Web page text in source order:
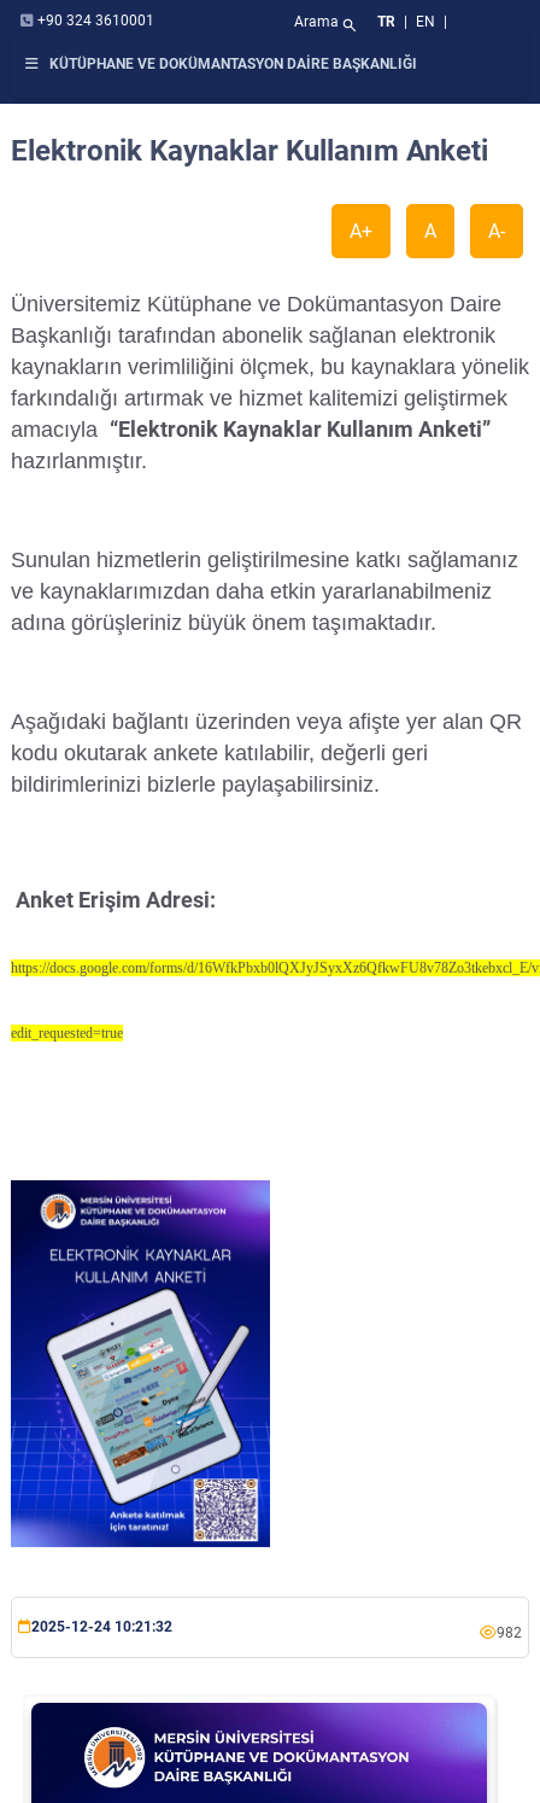
+90 324 3610001 Arama search TR EN
KÜTÜPHANE VE DOKÜMANTASYON DAİRE BAŞKANLIĞI
Elektronik Kaynaklar Kullanım Anketi
A+ A A-
Üniversitemiz Kütüphane ve Dokümantasyon Daire
Başkanlığı tarafından abonelik sağlanan elektronik
kaynakların verimliliğini ölçmek, bu kaynaklara yönelik
farkındalığı artırmak ve hizmet kalitemizi geliştirmek
amacıyla “Elektronik Kaynaklar Kullanım Anketi”
hazırlanmıştır.
Sunulan hizmetlerin geliştirilmesine katkı sağlamanız
ve kaynaklarımızdan daha etkin yararlanabilmeniz
adına görüşleriniz büyük önem taşımaktadır.
Aşağıdaki bağlantı üzerinden veya afişte yer alan QR
kodu okutarak ankete katılabilir, değerli geri
bildirimlerinizi bizlerle paylaşabilirsiniz.
Anket Erişim Adresi:
https://docs.google.com/forms/d/16WfkPbxb0lQXJyJSyxXz6QfkwFU8v78Zo3tkebxcl_E/
edit_requested=true
2025-12-24 10:21:32 982